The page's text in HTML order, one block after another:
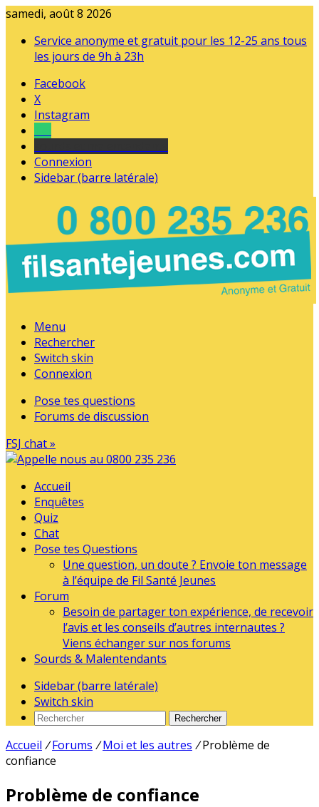
samedi, août 8 2026
Service anonyme et gratuit pour les 12-25 ans tous
les jours de 9h à 23h
Facebook
X
Instagram
Connexion
Sidebar (barre latérale)
Menu
Rechercher
Switch skin
Connexion
Pose tes questions
Forums de discussion
FSJ chat »
Accueil
Enquêtes
Quiz
Chat
Pose tes Questions
Une question, un doute ? Envoie ton message
à l’équipe de Fil Santé Jeunes
Forum
Besoin de partager ton expérience, de recevoir
l’avis et les conseils d’autres internautes ?
Viens échanger sur nos forums
Sourds & Malentendants
Sidebar (barre latérale)
Switch skin
Rechercher
Accueil / Forums / Moi et les autres / Problème de
confiance
Problème de confiance